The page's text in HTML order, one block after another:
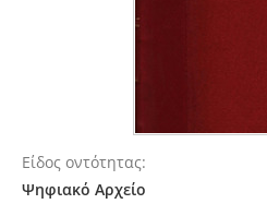
Είδος οντότητας
Ψηφιακό Αρχείο